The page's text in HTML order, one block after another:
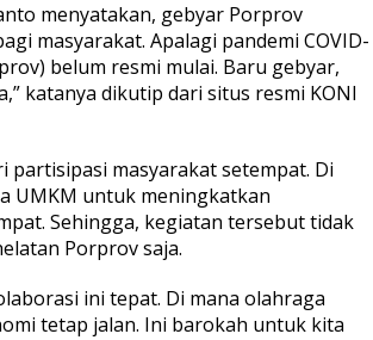
menyatakan, gebyar Porprov
masyarakat. Apalagi pandemi COVID-
belum resmi mulai. Baru gebyar,
katanya dikutip dari situs resmi KONI
partisipasi masyarakat setempat. Di
UMKM untuk meningkatkan
Sehingga, kegiatan tersebut tidak
Porprov saja.
ini tepat. Di mana olahraga
tetap jalan. Ini barokah untuk kita